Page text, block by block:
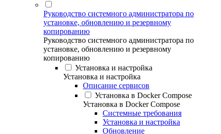
Руководство системного администратора по
установке, обновлению и резервному
копированию
Руководство системного администратора по
установке, обновлению и резервному
копированию
Установка и настройка
Установка и настройка
Описание сервисов
Установка в Docker Compose
Установка в Docker Compose
Системные требования
Установка и настройка
Обновление